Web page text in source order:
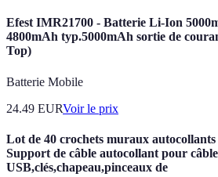
Efest IMR21700 - Batterie Li-Ion
4800mAh typ.5000mAh sortie de
Top)
Batterie Mobile
24.49 EURVoir le prix
Lot de 40 crochets muraux
Support de câble autocollant pour
USB,clés,chapeau,pinceaux de